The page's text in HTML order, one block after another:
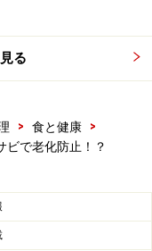
る
> 食と健康
>
ビで老化防止！？